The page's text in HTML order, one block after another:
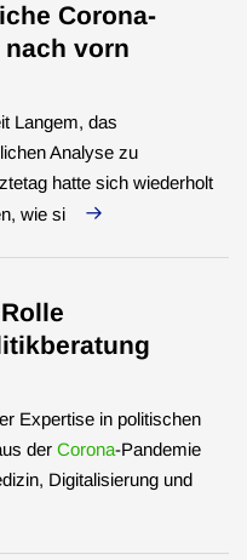
Corona-
vorn
Langem, das
Analyse zu
hatte sich wiederholt
wie si
Expertise in politischen
der Corona-Pandemie
Digitalisierung und